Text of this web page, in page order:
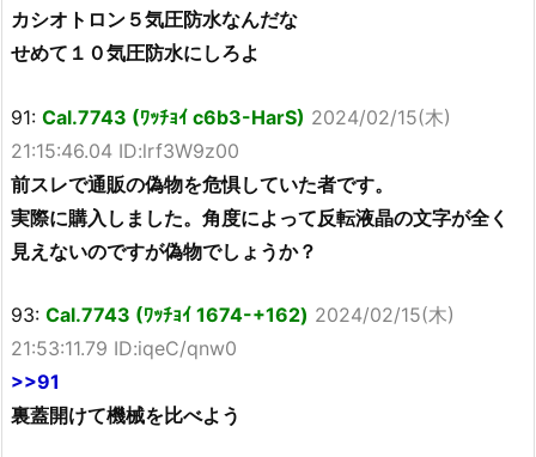
カシオトロン５気圧防水なんだな
せめて１０気圧防水にしろよ
91: Cal.7743 (ﾜｯﾁｮｲ c6b3-HarS) 2024/02/15(木)
21:15:46.04 ID:lrf3W9z00
前スレで通販の偽物を危惧していた者です。
実際に購入しました。角度によって反転液晶の文字が全く
見えないのですが偽物でしょうか？
93: Cal.7743 (ﾜｯﾁｮｲ 1674-+162) 2024/02/15(木)
21:53:11.79 ID:iqeC/qnw0
>>91
裏蓋開けて機械を比べよう